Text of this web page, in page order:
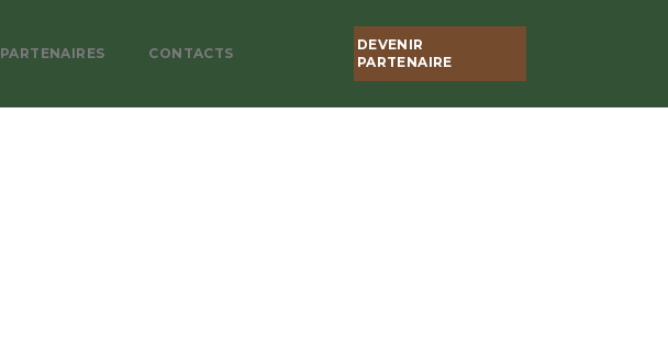
PARTENAIRES CONTACTS
DEVENIR
PARTENAIRE